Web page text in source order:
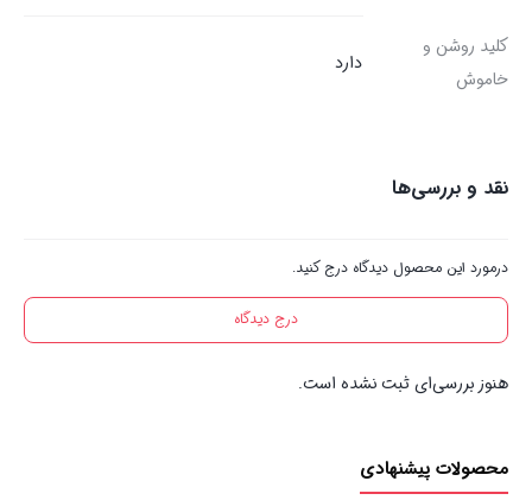
کلید روشن و
خاموش
دارد
نقد و بررسی‌ها
درمورد این محصول دیدگاه درج کنید.
درج دیدگاه
هنوز بررسی‌ای ثبت نشده است.
محصولات پیشنهادی